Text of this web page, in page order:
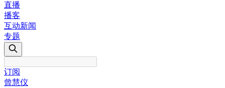
直播
播客
互动新闻
专题
订阅
曾慧仪